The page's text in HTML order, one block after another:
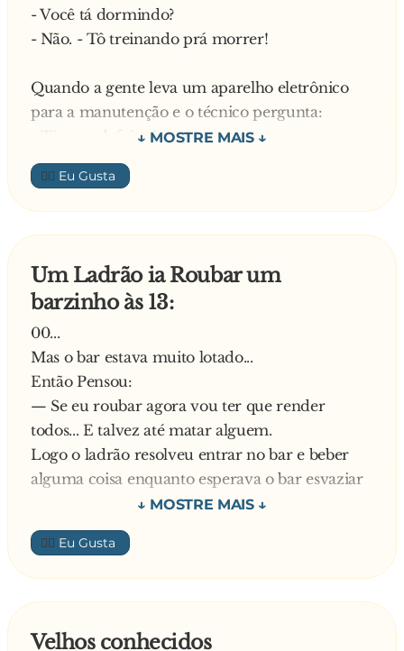
por cima de três motocicletas com a carreta...
- Você tá dormindo?
- Não. - Tô treinando prá morrer!
Quando a gente leva um aparelho eletrônico
para a manutenção e o técnico pergunta:
- Tá com defeito ?
- Não é que ele estava cansado de ficar em casa
E eu o trouxe para passear.
Quando está chovendo e percebem que você
- Vai sair nesta chuva???
- Não, vou sair na próxima...
Quando você acaba de levantar, aí vem um i**...
(sempre) e pergunta:
- Acordou?
- Não. Sou sonâmbulo!
Seu amigo liga para sua casa e pergunta:
- Onde você está ?
casa prá lá!
Você acaba de tomar banho e alguém pergunta:
- Não! Dei um mergulho no vaso sanitário!
👍🏼
Um Ladrão ia Roubar um
barzinho às 13:
00...
Mas o bar estava muito lotado...
Então Pensou:
— Se eu roubar agora vou ter que render
todos... E talvez até matar alguem.
Logo o ladrão resolveu entrar no bar e beber
alguma coisa enquanto esperava o bar esvaziar
Entrou e disse ao balconista:
— A que horas acaba o movimento aqui em
amigo?
— Só após as 18:00. Respondeu o balconista.
👍🏼
Velhos conhecidos